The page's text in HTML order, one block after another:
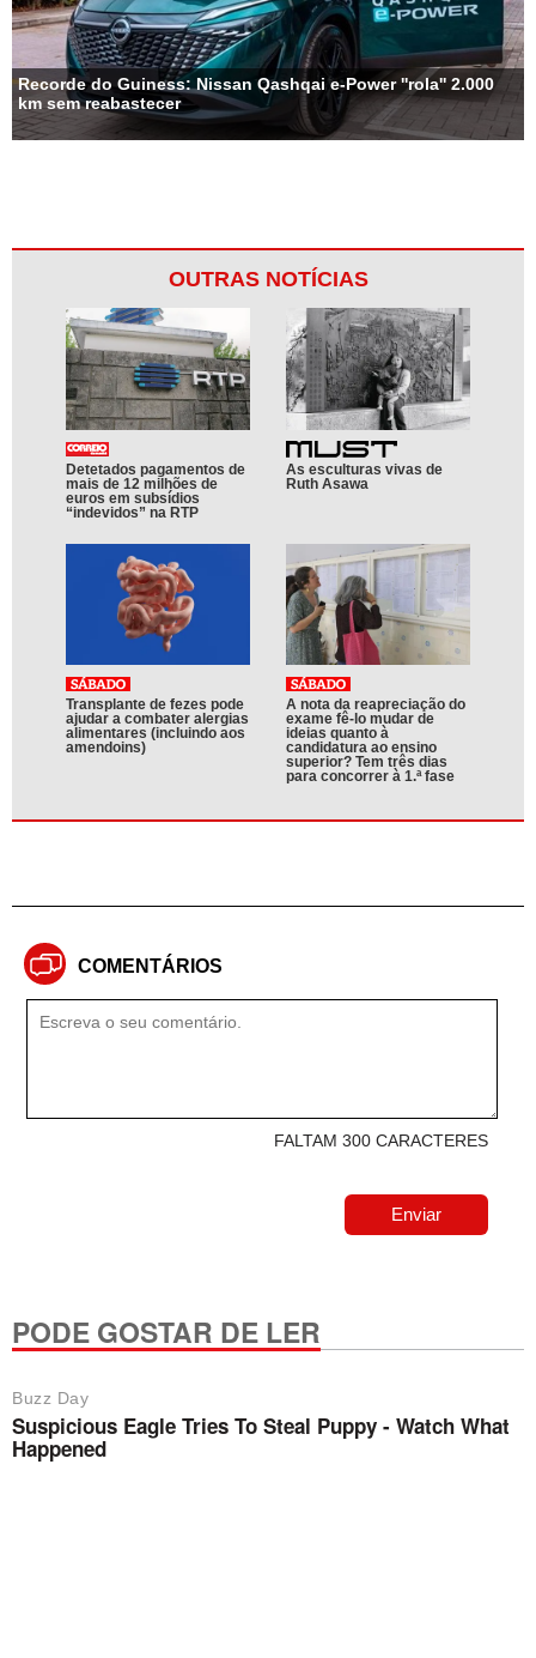
Recorde do Guiness: Nissan Qashqai e-Power ''rola'' 2.000
km sem reabastecer
OUTRAS NOTÍCIAS
Detetados pagamentos de
mais de 12 milhões de
euros em subsídios
“indevidos” na RTP
As esculturas vivas de
Ruth Asawa
Transplante de fezes pode
ajudar a combater alergias
alimentares (incluindo aos
amendoins)
A nota da reapreciação do
exame fê-lo mudar de
ideias quanto à
candidatura ao ensino
superior? Tem três dias
para concorrer à 1.ª fase
COMENTÁRIOS
FALTAM 300 CARACTERES